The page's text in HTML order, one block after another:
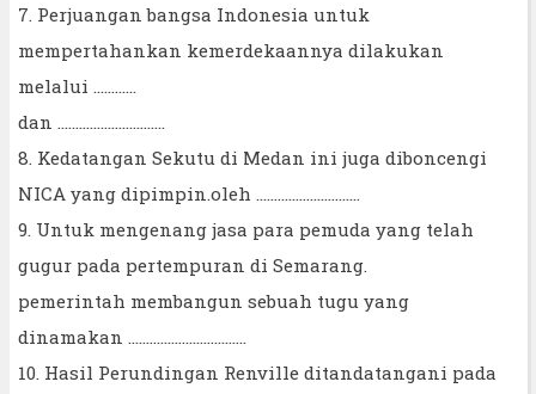
7. Perjuangan bangsa Indonesia untuk
mempertahankan kemerdekaannya dilakukan
melalui ............
dan ..............................
8. Kedatangan Sekutu di Medan ini juga diboncengi
NICA yang dipimpin.oleh .............................
9. Untuk mengenang jasa para pemuda yang telah
gugur pada pertempuran di Semarang.
pemerintah membangun sebuah tugu yang
dinamakan .................................
10. Hasil Perundingan Renville ditandatangani pada